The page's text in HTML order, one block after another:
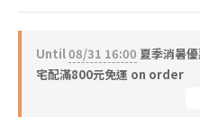
Until08/31 16:00 夏季消暑
宅配滿800元免運 on order